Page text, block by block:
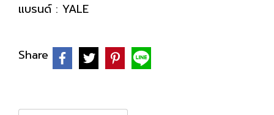
แบรนด์ : YALE
Share